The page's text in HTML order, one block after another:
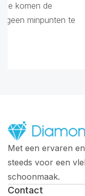
komen de
minpunten te
Met een ervaren
steeds voor een
schoonmaak.
Contact